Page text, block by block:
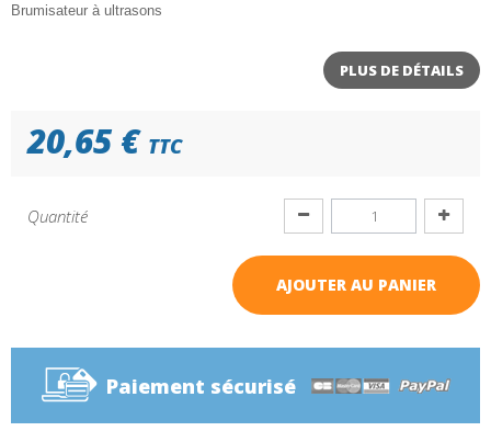
Brumisateur à ultrasons
PLUS DE DÉTAILS
20,65 € TTC
Quantité
AJOUTER AU PANIER
Paiement sécurisé